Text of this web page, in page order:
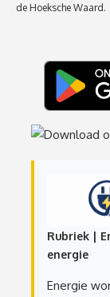
de Hoeksche Waard.
Rubriek |
energie
Energie